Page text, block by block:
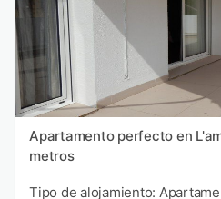
Apartamento perfecto en
metros
Tipo de alojamiento: